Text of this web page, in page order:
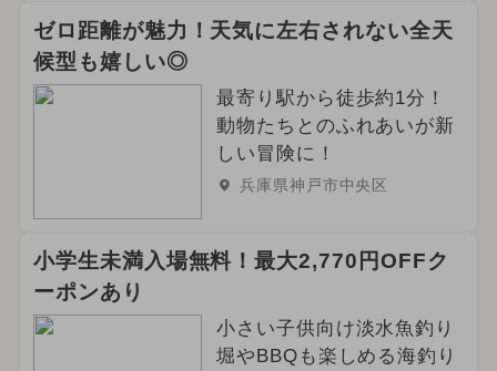
ゼロ距離が魅力！天気に左右されない全天
候型も嬉しい◎
最寄り駅から徒歩約1分！
動物たちとのふれあいが新
しい冒険に！
兵庫県神戸市中央区
小学生未満入場無料！最大2,770円OFFク
ーポンあり
小さい子供向け淡水魚釣り
堀やBBQも楽しめる海釣り